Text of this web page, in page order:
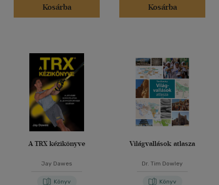
Kosárba
Kosárba
A TRX kézikönyve
Jay Dawes
Könyv
Világvallások atlasza
Dr. Tim Dowley
Könyv